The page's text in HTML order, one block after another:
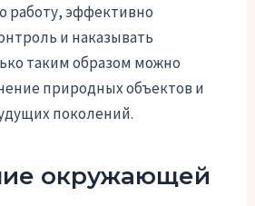
работу, эффективно
и наказывать
таким образом можно
природных объектов и
поколений.
окружающей